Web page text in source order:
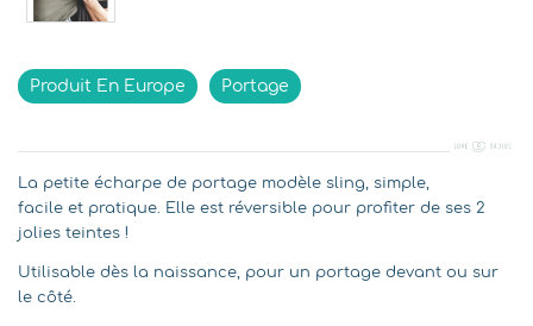
Produit En Europe Portage
La petite écharpe de portage modèle sling, simple,
facile et pratique. Elle est réversible pour profiter de ses 2
jolies teintes !
Utilisable dès la naissance, pour un portage devant ou sur
le côté.